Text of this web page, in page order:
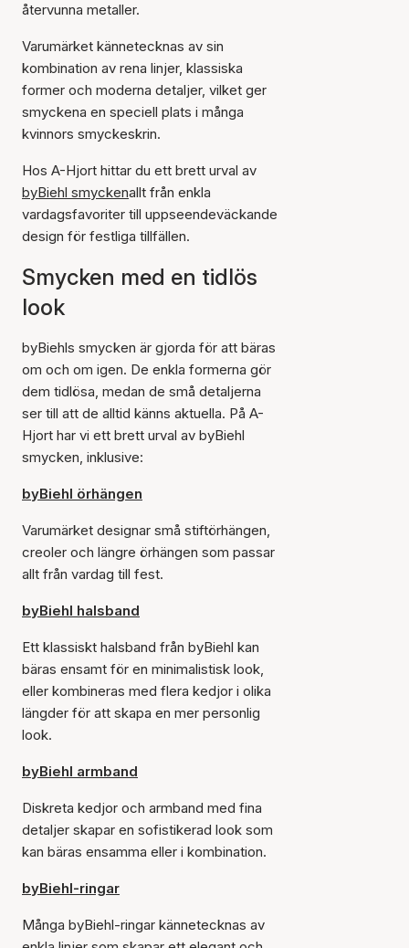
återvunna metaller.
Varumärket kännetecknas av sin
kombination av rena linjer, klassiska
former och moderna detaljer, vilket ger
smyckena en speciell plats i många
kvinnors smyckeskrin.
Hos A-Hjort hittar du ett brett urval av
byBiehl smyckenallt från enkla
vardagsfavoriter till uppseendeväckande
design för festliga tillfällen.
Smycken med en tidlös
look
byBiehls smycken är gjorda för att bäras
om och om igen. De enkla formerna gör
dem tidlösa, medan de små detaljerna
ser till att de alltid känns aktuella. På A-
Hjort har vi ett brett urval av byBiehl
smycken, inklusive:
byBiehl örhängen
Varumärket designar små stiftörhängen,
creoler och längre örhängen som passar
allt från vardag till fest.
byBiehl halsband
Ett klassiskt halsband från byBiehl kan
bäras ensamt för en minimalistisk look,
eller kombineras med flera kedjor i olika
längder för att skapa en mer personlig
look.
byBiehl armband
Diskreta kedjor och armband med fina
detaljer skapar en sofistikerad look som
kan bäras ensamma eller i kombination.
byBiehl-ringar
Många byBiehl-ringar kännetecknas av